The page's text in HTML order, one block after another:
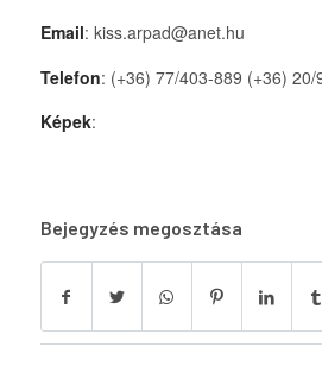
Email: kiss.arpad@anet.hu
Telefon: (+36) 77/403-889 (+36) 20/
Képek:
Bejegyzés megosztása